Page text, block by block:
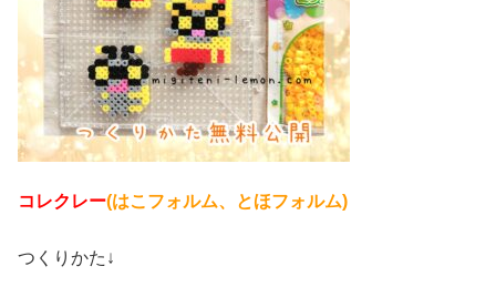
コレクレー(はこフォルム、とほフォルム)
つくりかた↓